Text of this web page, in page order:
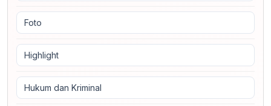
Foto
Highlight
Hukum dan Kriminal